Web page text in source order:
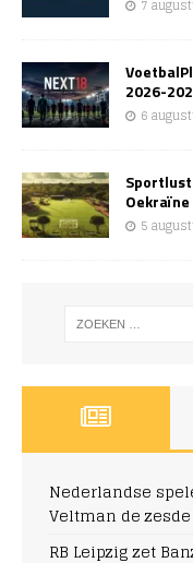
7
2026-
6
5
Nederlandse
Veltman de zesde
RB Leipzig zet